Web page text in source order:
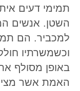
תמימי דעים
השטן. אנשים
למכביר. הם
וכשמשרתיו
באופן מסולף
האמת אשר